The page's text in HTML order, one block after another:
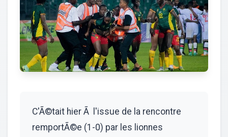
C'Ã©tait hier Ã l'issue de la rencontre
remportÃ©e (1-0) par les lionnes